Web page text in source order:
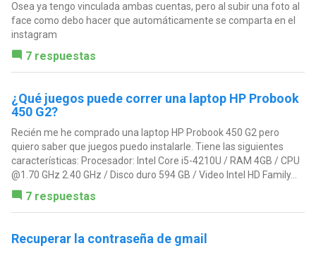
Osea ya tengo vinculada ambas cuentas, pero al subir una foto al
face como debo hacer que automáticamente se comparta en el
instagram
7 respuestas
¿Qué juegos puede correr una laptop HP Probook
450 G2?
Recién me he comprado una laptop HP Probook 450 G2 pero
quiero saber que juegos puedo instalarle. Tiene las siguientes
características: Procesador: Intel Core i5-4210U / RAM 4GB / CPU
@1.70 GHz 2.40 GHz / Disco duro 594 GB / Video Intel HD Family...
7 respuestas
Recuperar la contraseña de gmail